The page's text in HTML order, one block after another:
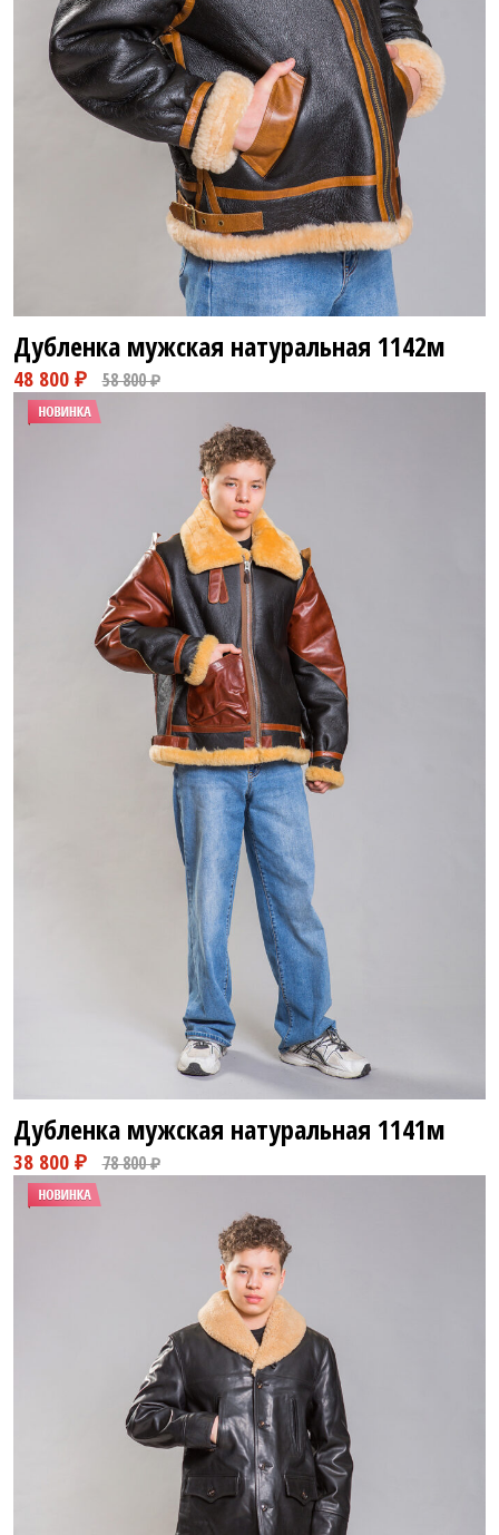
48 800 ₽ 71 800 ₽
Дубленка мужская натуральная 1142м
Дубленка мужская натуральная 1141м